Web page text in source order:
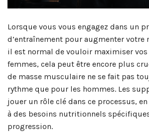
Lorsque vous vous engagez dans un
d’entraînement pour augmenter votre
il est normal de vouloir maximiser vos
femmes, cela peut être encore plus
de masse musculaire ne se fait pas
rythme que pour les hommes. Les
jouer un rôle clé dans ce processus,
à des besoins nutritionnels
progression.